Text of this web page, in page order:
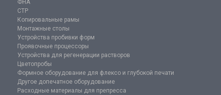
ФНА
CTP
Копировальные рамы
Монтажные столы
Устройства пробивки форм
Проявочные процессоры
Устройства для регенерации растворов
Цветопробы
Формное оборудование для флексо и глубокой печати
Другое допечатное оборудование
Расходные материалы для препресса